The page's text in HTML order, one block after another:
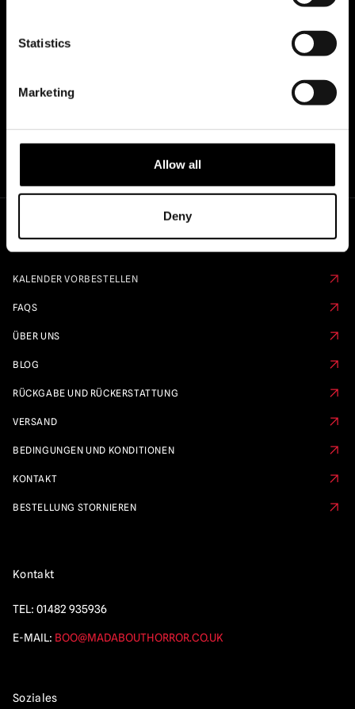
Statistics
Marketing
Allow all
Deny
Schnelle Links
KALENDER VORBESTELLEN
FAQS
ÜBER UNS
BLOG
RÜCKGABE UND RÜCKERSTATTUNG
VERSAND
BEDINGUNGEN UND KONDITIONEN
KONTAKT
BESTELLUNG STORNIEREN
Kontakt
TEL: 01482 935936
E-MAIL: BOO@MADABOUTHORROR.CO.UK
Soziales